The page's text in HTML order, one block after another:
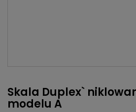
Skala Duplex`
modelu A